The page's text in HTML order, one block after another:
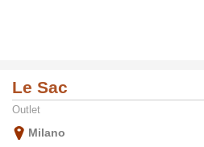
Le Sac
Outlet
Milano